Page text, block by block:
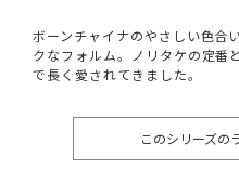
ボーンチャイナのやさしい色合
クなフォルム。ノリタケの定番
で長く愛されてきました。
このシリーズの